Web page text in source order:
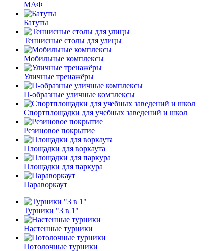
МАФ
Батуты
Теннисные столы для улицы
Мобильные комплексы
Уличные тренажёры
П-образные уличные комплексы
Спортплощадки для учебных заведений и школ
Резиновое покрытие
Площадки для воркаута
Площадки для паркура
Параворкаут
Турники "3 в 1"
Настенные турники
Потолочные турники